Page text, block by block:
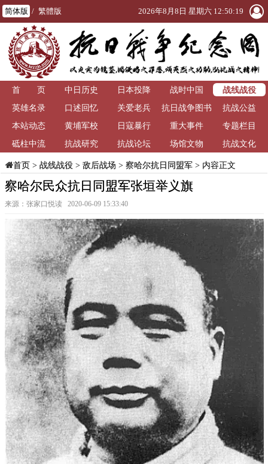
简体版 / 繁體版 2026年8月8日 星期六 12:50:20
首 页 中日历史 日本投降 战时中国
战线战役
英雄名录
口述回忆 关爱老兵
抗日战争图书
馆
抗战公益
本站动态
黄埔军校 日寇暴行 重大事件
专题栏目
砥柱中流
抗战研究 抗战论坛 场馆文物 抗战文化
首页> 战线战役> 敌后战场 > 察哈尔抗日同盟军> 内容正文
察哈尔民众抗日同盟军张垣举义旗
来源：张家口悦读 2020-06-09 15:33:40